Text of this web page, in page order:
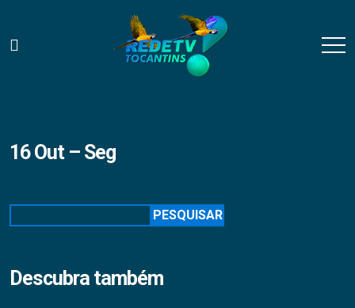
16 Out – Seg
PESQUISAR
Descubra também